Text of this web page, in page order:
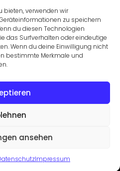
bieten, verwenden wir
zu speichern
du diesen Technologien
das Surfverhalten oder eindeutige
Wenn du deine Einwilligung nicht
bestimmte Merkmale und
ansehen
Impressum
5 Führungsstile, die